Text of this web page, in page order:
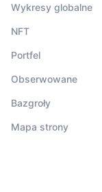
Wykresy globalne
NFT
Portfel
Obserwowane
Bazgroły
Mapa strony